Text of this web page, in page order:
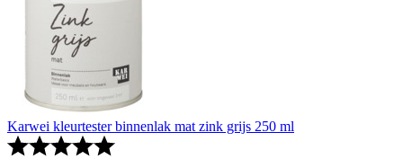
Karwei kleurtester binnenlak mat zink grijs 250 ml